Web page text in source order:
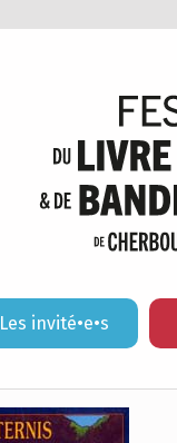
Les invité•e•s